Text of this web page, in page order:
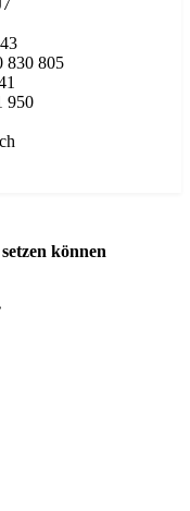
830 805
950
können